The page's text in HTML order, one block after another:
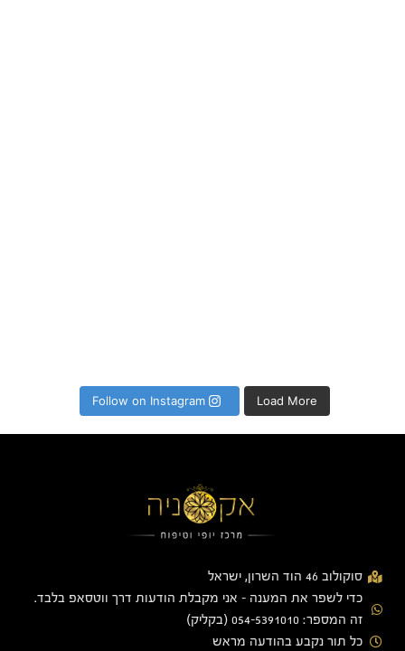
Load More
Follow on Instagram
סוקולוב 46 הוד השרון, ישראל
כדי לשפר את המענה - אני מקבלת הודעות דרך ווטסאפ בלבד.
זה המספר: 054-5391010 (בקליק)
כל תור נקבע בהודעה מראש